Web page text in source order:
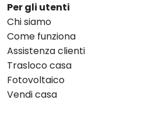
Per gli utenti
Chi siamo
Come funziona
Assistenza clienti
Trasloco casa
Fotovoltaico
Vendi casa